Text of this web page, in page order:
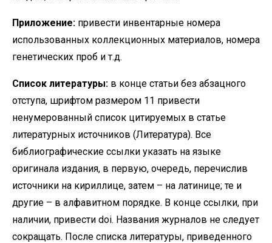
Приложение: привести инвентарные номера
использованных коллекционных материалов, номера
генетических проб и т.д.
Список литературы: в конце статьи без абзацного
отступа, шрифтом размером 11 привести
ненумерованный список цитируемых в статье
литературных источников (Литература). Все
библиографические ссылки указать на языке
оригинала издания, в первую, очередь, перечислив
источники на кириллице, затем – на латинице; те и
другие – в алфавитном порядке. В конце ссылки, при
наличии, привести doi. Названия журналов не следует
сокращать. После списка литературы, приведенного